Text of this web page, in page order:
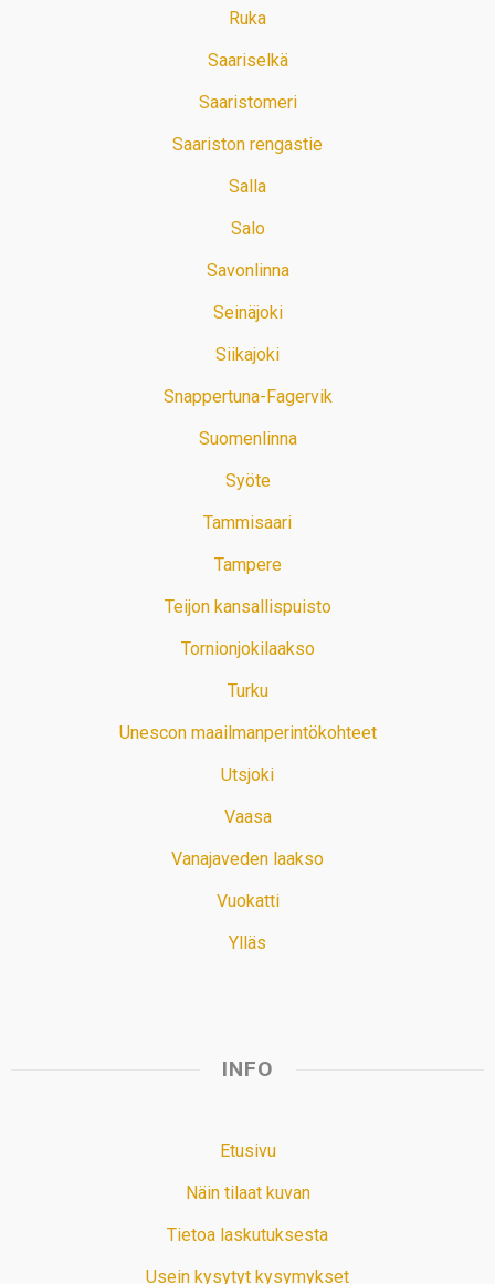
Ruka
Saariselkä
Saaristomeri
Saariston rengastie
Salla
Salo
Savonlinna
Seinäjoki
Siikajoki
Snappertuna-Fagervik
Suomenlinna
Syöte
Tammisaari
Tampere
Teijon kansallispuisto
Tornionjokilaakso
Turku
Unescon maailmanperintökohteet
Utsjoki
Vaasa
Vanajaveden laakso
Vuokatti
Ylläs
INFO
Etusivu
Näin tilaat kuvan
Tietoa laskutuksesta
Usein kysytyt kysymykset